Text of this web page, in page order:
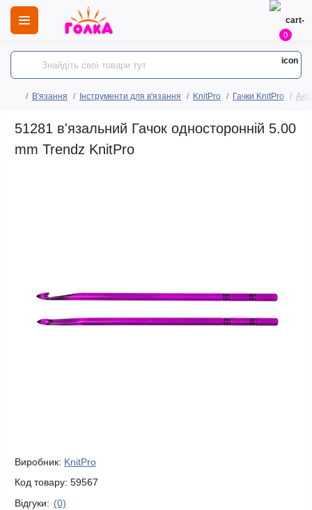
0
В'язання Інструменти для в'язання KnitPro Гачки KnitPro
51281 в'язальний Гачок односторонній 5.00
mm Trendz KnitPro
Виробник: KnitPro
Код товару: 59567
Відгуки: (0)